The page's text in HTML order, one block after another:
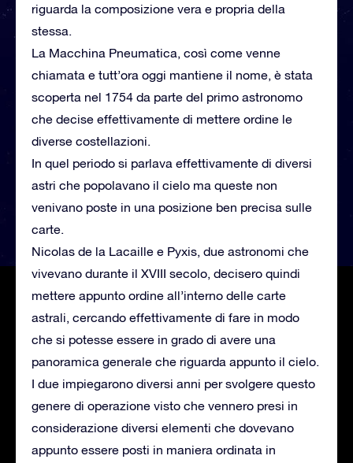
riguarda la composizione vera e propria della
stessa.
La Macchina Pneumatica, così come venne
chiamata e tutt’ora oggi mantiene il nome, è stata
scoperta nel 1754 da parte del primo astronomo
che decise effettivamente di mettere ordine le
diverse costellazioni.
In quel periodo si parlava effettivamente di diversi
astri che popolavano il cielo ma queste non
venivano poste in una posizione ben precisa sulle
carte.
Nicolas de la Lacaille e Pyxis, due astronomi che
vivevano durante il XVIII secolo, decisero quindi
mettere appunto ordine all’interno delle carte
astrali, cercando effettivamente di fare in modo
che si potesse essere in grado di avere una
panoramica generale che riguarda appunto il cielo.
I due impiegarono diversi anni per svolgere questo
genere di operazione visto che vennero presi in
considerazione diversi elementi che dovevano
appunto essere posti in maniera ordinata in